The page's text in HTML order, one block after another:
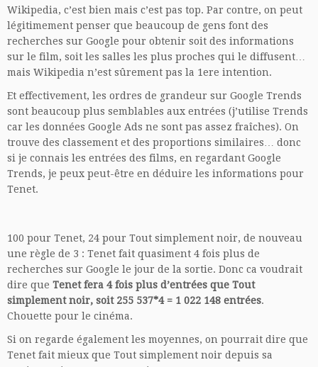
Wikipedia, c’est bien mais c’est pas top. Par contre, on peut
légitimement penser que beaucoup de gens font des
recherches sur Google pour obtenir soit des informations
sur le film, soit les salles les plus proches qui le diffusent…
mais Wikipedia n’est sûrement pas la 1ere intention.
Et effectivement, les ordres de grandeur sur Google Trends
sont beaucoup plus semblables aux entrées (j’utilise Trends
car les données Google Ads ne sont pas assez fraîches). On
trouve des classement et des proportions similaires… donc
si je connais les entrées des films, en regardant Google
Trends, je peux peut-être en déduire les informations pour
Tenet.
100 pour Tenet, 24 pour Tout simplement noir, de nouveau
une règle de 3 : Tenet fait quasiment 4 fois plus de
recherches sur Google le jour de la sortie. Donc ca voudrait
dire que Tenet fera 4 fois plus d’entrées que Tout
simplement noir, soit 255 537*4 = 1 022 148 entrées.
Chouette pour le cinéma.
Si on regarde également les moyennes, on pourrait dire que
Tenet fait mieux que Tout simplement noir depuis sa